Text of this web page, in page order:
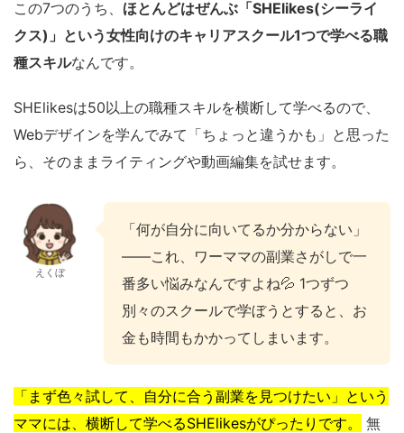
この7つのうち、 ほとんどはぜんぶ「SHElikes(シーライ
クス)」という女性向けのキャリアスクール1つで学べる職
種スキルなんです。
SHElikesは50以上の職種スキルを横断して学べるので、
Webデザインを学んでみて「ちょっと違うかも」と思った
ら、そのままライティングや動画編集を試せます。
えくぼ
「何が自分に向いてるか分からない」
——これ、ワーママの副業さがしで一
番多い悩みなんですよね💦 1つずつ
別々のスクールで学ぼうとすると、お
金も時間もかかってしまいます。
「まず色々試して、自分に合う副業を見つけたい」という
ママには、横断して学べるSHElikesがぴったりです。
無